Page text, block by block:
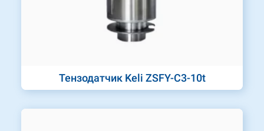
Тензодатчик Keli ZSFY-C3-10t